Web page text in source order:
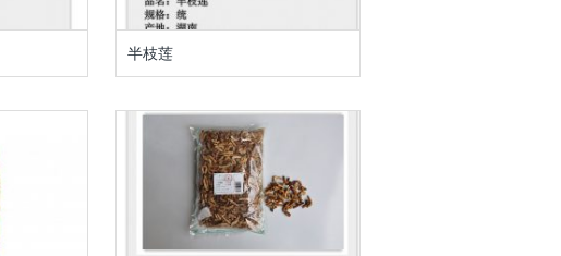
半枝莲